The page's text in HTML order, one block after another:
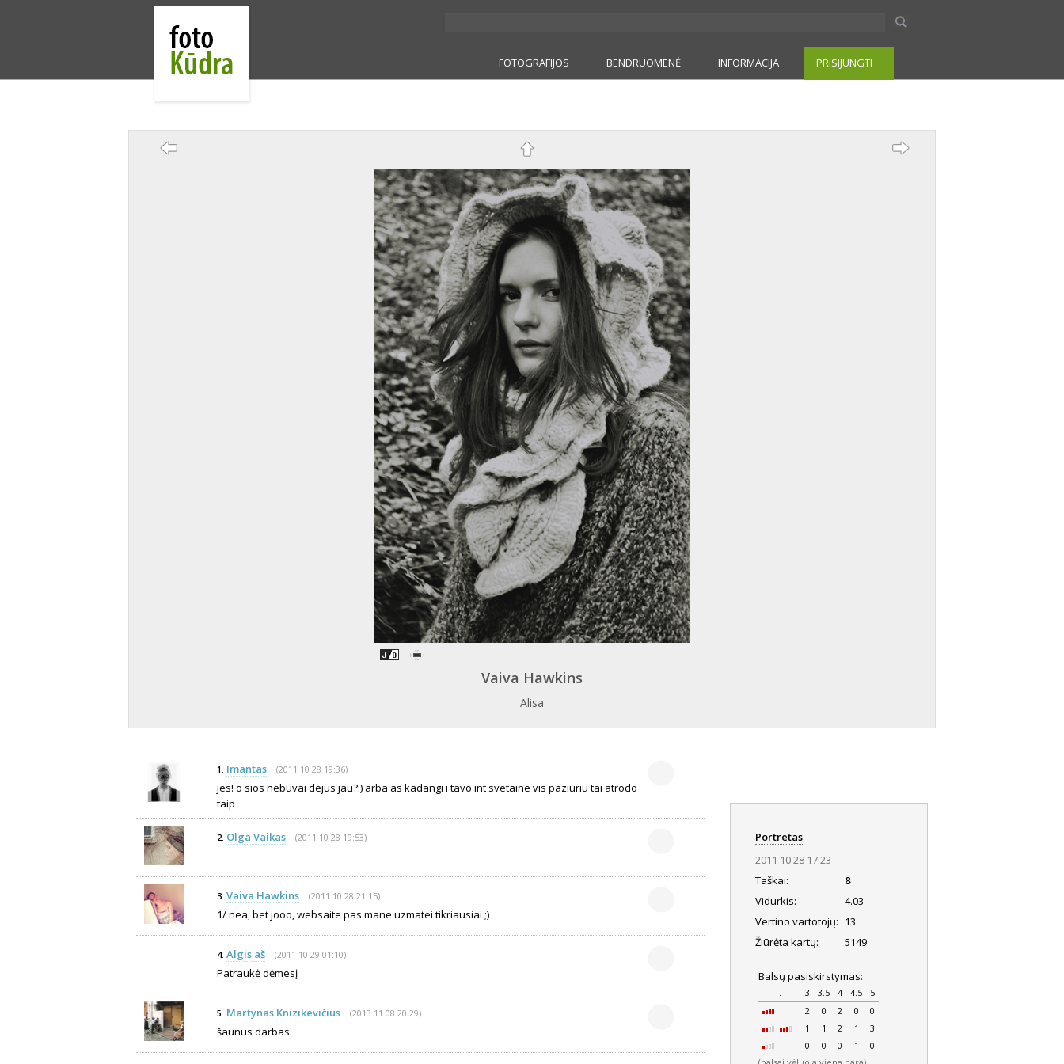
FOTOGRAFIJOS BENDRUOMENĖ INFORMACIJA PRISIJUNGTI
Vaiva Hawkins
Alisa
1. Imantas (2011 10 28 19:36)
jes! o sios nebuvai dejus jau?:) arba as kadangi i tavo int svetaine vis paziuriu tai atrodo
taip
2. Olga Vaikas (2011 10 28 19:53)
3. Vaiva Hawkins (2011 10 28 21:15)
1/ nea, bet jooo, websaite pas mane uzmatei tikriausiai ;)
4. Algis aš (2011 10 29 01:10)
Patraukė dėmesį
5. Martynas Knizikevičius (2013 11 08 20:29)
šaunus darbas.
Portretas
2011 10 28 17:23
Taškai:
8
Vidurkis:
4.03
Vertino vartotojų: 13
Žiūrėta kartų:
5149
Balsų pasiskirstymas:
. 3 3.5 4 4.5
5
2
0 2 0
0
1
1 2 1
3
0
0 0 1 0